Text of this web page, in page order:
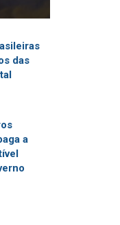
das
a